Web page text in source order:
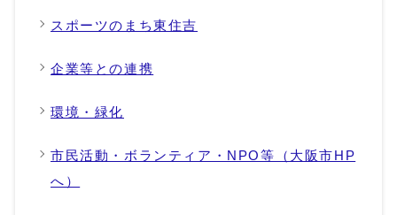
スポーツのまち東住吉
企業等との連携
環境・緑化
市民活動・ボランティア・NPO等（大阪市HP
へ）